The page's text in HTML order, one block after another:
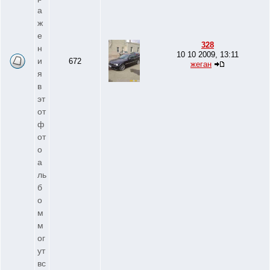
а
ж
е
н
и
я
в
эт
от
ф
от
о
а
ль
б
о
м
м
ог
ут
вс
672
328
10 10 2009, 13:11
жеган